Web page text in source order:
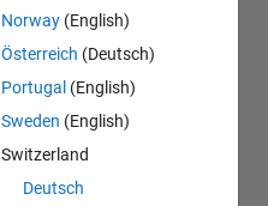
Norway (English)
Österreich (Deutsch)
Portugal (English)
Sweden (English)
Switzerland
Deutsch